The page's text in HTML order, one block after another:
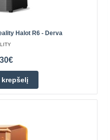
pradedantiesiems,
sąrašo
Halot R6 - Derva